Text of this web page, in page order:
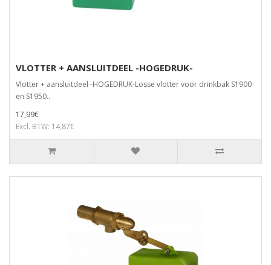
VLOTTER + AANSLUITDEEL -HOGEDRUK-
Vlotter + aansluitdeel -HOGEDRUK-Losse vlotter voor drinkbak S1900
en S1950..
17,99€
Excl. BTW: 14,87€